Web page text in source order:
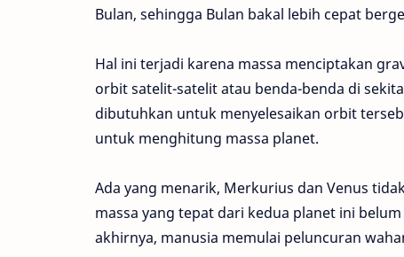
Bulan, sehingga Bulan bakal lebih cepat
Hal ini terjadi karena massa menciptakan
orbit satelit-satelit atau benda-benda di
dibutuhkan untuk menyelesaikan orbit
untuk menghitung massa planet.
Ada yang menarik, Merkurius dan Venus
massa yang tepat dari kedua planet ini
akhirnya, manusia memulai peluncuran